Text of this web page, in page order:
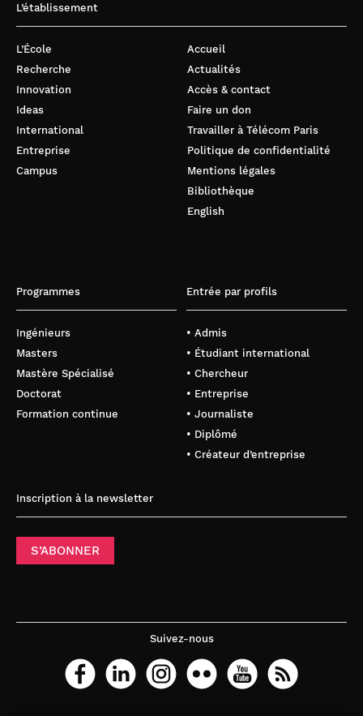
L’établissement
L’École
Recherche
Innovation
Ideas
International
Entreprise
Campus
Accueil
Actualités
Accès & contact
Faire un don
Travailler à Télécom Paris
Politique de confidentialité
Mentions légales
Bibliothèque
English
Programmes
Ingénieurs
Masters
Mastère Spécialisé
Doctorat
Formation continue
Entrée par profils
• Admis
• Étudiant international
• Chercheur
• Entreprise
• Journaliste
• Diplômé
• Créateur d’entreprise
Inscription à la newsletter
S’ABONNER
Suivez-nous